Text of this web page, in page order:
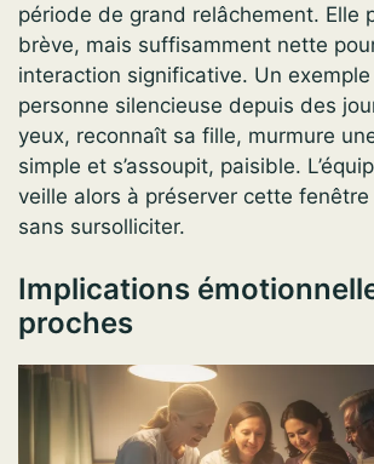
période de grand relâchement. Elle
brève, mais suffisamment nette
interaction significative. Un
personne silencieuse depuis des
yeux, reconnaît sa fille, murmure
simple et s’assoupit, paisible.
veille alors à préserver cette
sans sursolliciter.
Implications
proches